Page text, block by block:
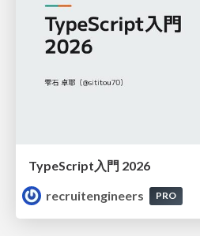
TypeScript入門 2026
recruitengineers
PRO